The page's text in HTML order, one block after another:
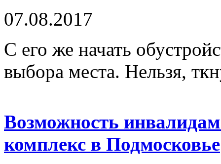
07.08.2017
С его же начать
выбора места. Нельзя,
Возможность
комплекс в Подмосковье